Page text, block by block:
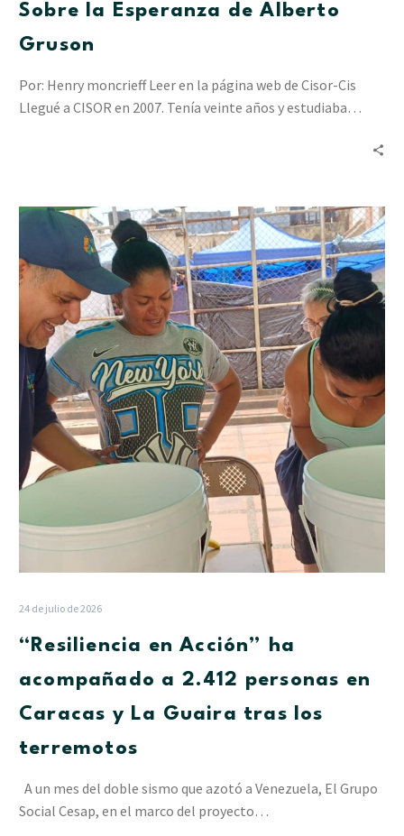
Sobre la Esperanza de Alberto
Gruson
Por: Henry moncrieff Leer en la página web de Cisor-Cis
Llegué a CISOR en 2007. Tenía veinte años y estudiaba…
“Resiliencia
en
Acción”
ha
acompañado
a
2.412
personas
en
Caracas
y
La
Guaira
tras
los
terremotos
24 de julio de 2026
“Resiliencia en Acción” ha
acompañado a 2.412 personas en
Caracas y La Guaira tras los
terremotos
A un mes del doble sismo que azotó a Venezuela, El Grupo
Social Cesap, en el marco del proyecto…